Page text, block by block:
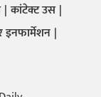
कांटेक्ट उस
इनफार्मेशन